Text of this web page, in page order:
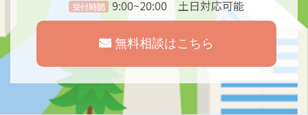
受付時間 9:00~20:00 土日対応可能
無料相談はこちら